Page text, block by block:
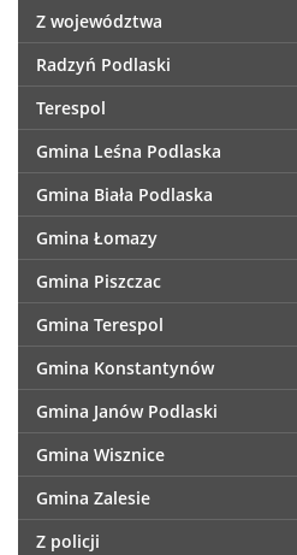
Z województwa
Radzyń Podlaski
Terespol
Gmina Leśna Podlaska
Gmina Biała Podlaska
Gmina Łomazy
Gmina Piszczac
Gmina Terespol
Gmina Konstantynów
Gmina Janów Podlaski
Gmina Wisznice
Gmina Zalesie
Z policji